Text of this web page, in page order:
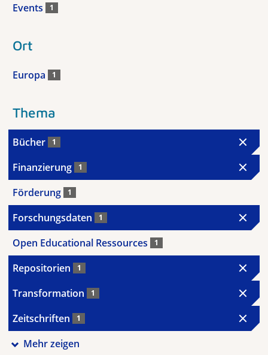
Events 1
Ort
Europa 1
Thema
Bücher 1
Finanzierung 1
Förderung 1
Forschungsdaten 1
Open Educational Ressources 1
Repositorien 1
Transformation 1
Zeitschriften 1
Mehr zeigen